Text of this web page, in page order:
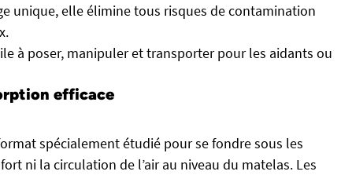
unique, elle élimine tous risques de contamination
à poser, manipuler et transporter pour les aidants ou
efficace
spécialement étudié pour se fondre sous les
ni la circulation de l’air au niveau du matelas. Les